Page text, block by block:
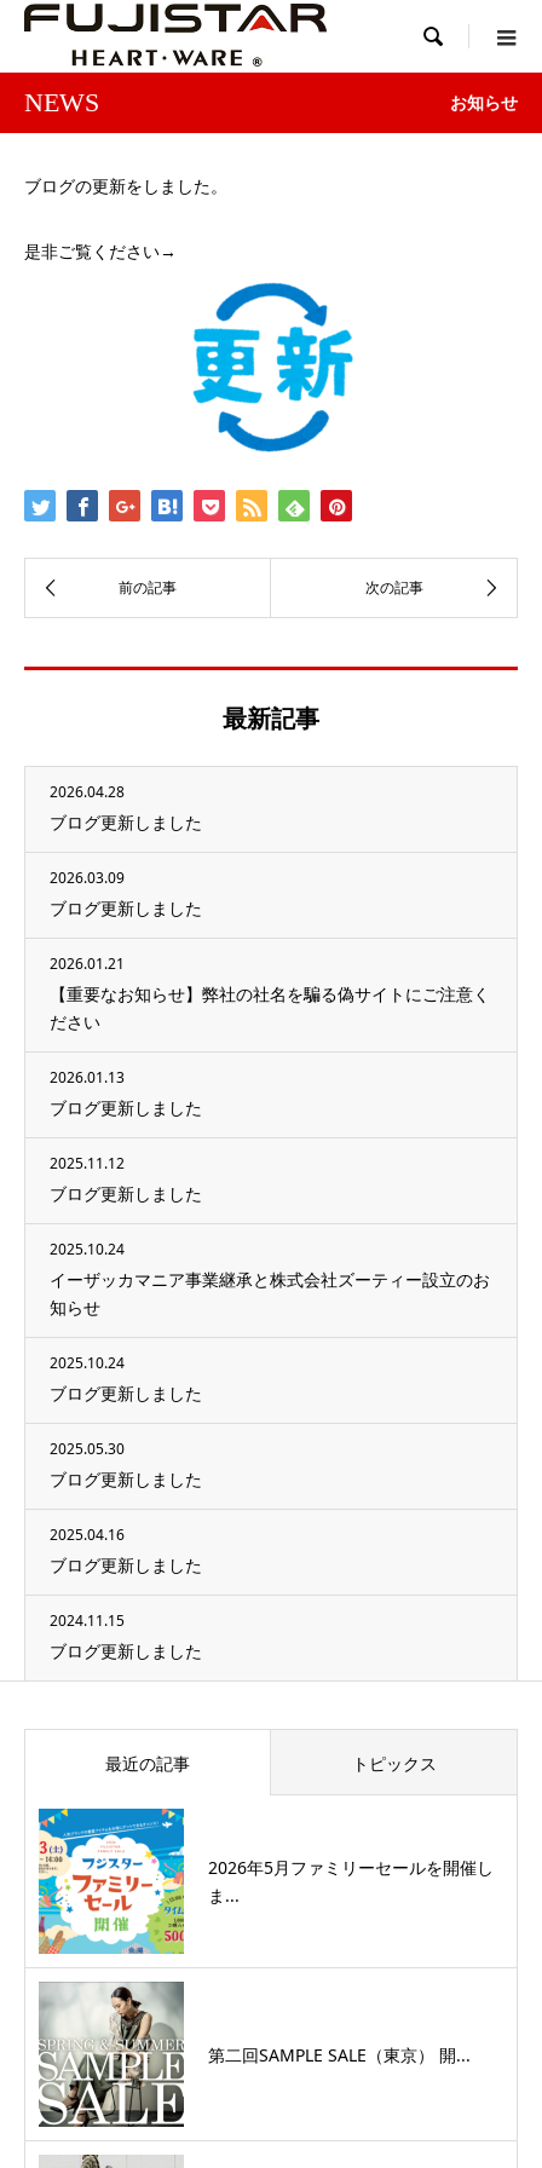

NEWS お知らせ
ブログの更新をしました。
是非ご覧ください→
最新記事
2026.04.28
ブログ更新しました
2026.03.09
ブログ更新しました
2026.01.21
【重要なお知らせ】弊社の社名を騙る偽サイトにご注意く
ださい
2026.01.13
ブログ更新しました
2025.11.12
ブログ更新しました
2025.10.24
イーザッカマニア事業継承と株式会社ズーティー設立のお
知らせ
2025.10.24
ブログ更新しました
2025.05.30
ブログ更新しました
2025.04.16
ブログ更新しました
2024.11.15
ブログ更新しました
最近の記事 トピックス
2026年5月ファミリーセールを開催し
ま...
第二回SAMPLE SALE（東京） 開...